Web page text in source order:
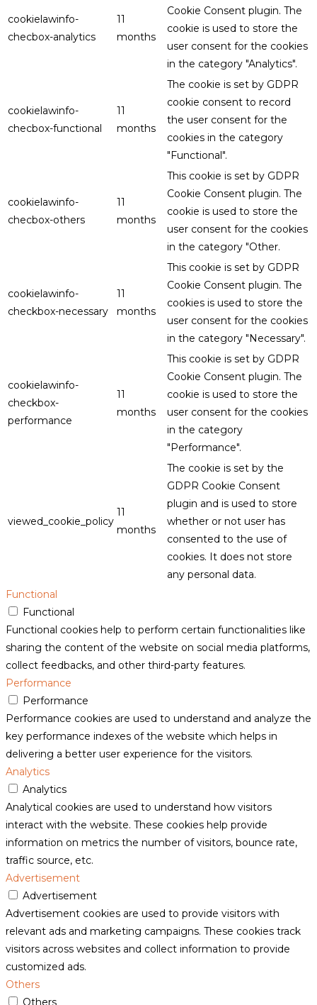
cookielawinfo-
checbox-analytics
11
months
Cookie Consent plugin. The
cookie is used to store the
user consent for the cookies
in the category "Analytics".
cookielawinfo-
checbox-functional
11
months
The cookie is set by GDPR
cookie consent to record
the user consent for the
cookies in the category
"Functional".
cookielawinfo-
checbox-others
11
months
This cookie is set by GDPR
Cookie Consent plugin. The
cookie is used to store the
user consent for the cookies
in the category "Other.
cookielawinfo-
checkbox-necessary
11
months
This cookie is set by GDPR
Cookie Consent plugin. The
cookies is used to store the
user consent for the cookies
in the category "Necessary".
cookielawinfo-
checkbox-
performance
11
months
This cookie is set by GDPR
Cookie Consent plugin. The
cookie is used to store the
user consent for the cookies
in the category
"Performance".
viewed_cookie_policy
11
months
The cookie is set by the
GDPR Cookie Consent
plugin and is used to store
whether or not user has
consented to the use of
cookies. It does not store
any personal data.
Functional
Functional
Functional cookies help to perform certain functionalities like
sharing the content of the website on social media platforms,
collect feedbacks, and other third-party features.
Performance
Performance
Performance cookies are used to understand and analyze the
key performance indexes of the website which helps in
delivering a better user experience for the visitors.
Analytics
Analytics
Analytical cookies are used to understand how visitors
interact with the website. These cookies help provide
information on metrics the number of visitors, bounce rate,
traffic source, etc.
Advertisement
Advertisement
Advertisement cookies are used to provide visitors with
relevant ads and marketing campaigns. These cookies track
visitors across websites and collect information to provide
customized ads.
Others
Others